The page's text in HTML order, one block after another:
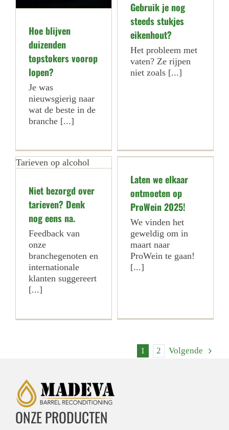
Hoe blijven
duizenden
topstokers voorop
lopen?
Je was
nieuwsgierig naar
wat de beste in de
branche [...]
Gebruik je nog
steeds stukjes
eikenhout?
Het probleem met
vaten? Ze rijpen
niet zoals [...]
Niet bezorgd over
tarieven? Denk
nog eens na.
Feedback van
onze
branchegenoten en
internationale
klanten suggereert
[...]
Laten we elkaar
ontmoeten op
ProWein 2025!
We vinden het
geweldig om in
maart naar
ProWein te gaan!
[...]
1 2 Volgende
ONZE PRODUCTEN